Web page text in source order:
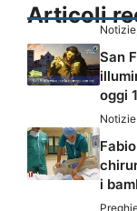
Articoli
Notizie
San
oggi
Notizie
i